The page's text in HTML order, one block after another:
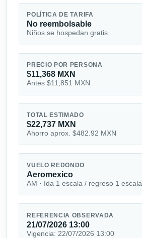
POLÍTICA DE TARIFA
No reembolsable
Niños se hospedan gratis
PRECIO POR PERSONA
$11,368 MXN
Antes $11,851 MXN
TOTAL ESTIMADO
$22,737 MXN
Ahorro aprox. $482.92 MXN
VUELO REDONDO
Aeromexico
AM · Ida 1 escala / regreso 1 escala
REFERENCIA OBSERVADA
21/07/2026 13:00
Vigencia: 22/07/2026 13:00